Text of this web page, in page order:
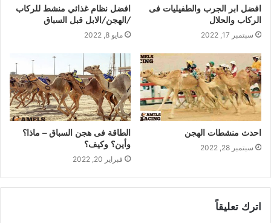
افضل ابر الجرب والطفيليات فى
الركاب والحلال
سبتمبر 17, 2022
افضل نظام غذائي منشط للركاب
/الهجن/الابل قبل السباق
مايو 8, 2022
احدث منشطات الهجن
سبتمبر 28, 2022
الطاقة فى هجن السباق – ماذا؟
وأين؟ وكيف؟
فبراير 20, 2022
اترك تعليقاً